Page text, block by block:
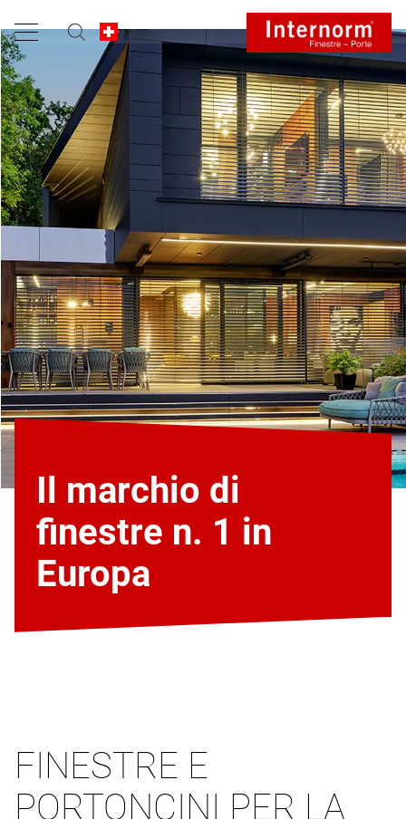
Il marchio di
finestre n. 1 in
Europa
FINESTRE E
PORTONCINI PER LA